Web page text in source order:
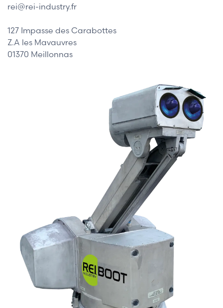
rei@rei-industry.fr
127 Impasse des Carabottes
Z.A les Mavauvres
01370 Meillonnas